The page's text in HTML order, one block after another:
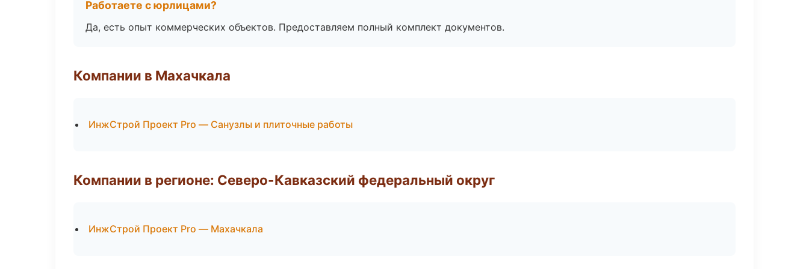
Работаете с юрлицами?
Да, есть опыт коммерческих объектов. Предоставляем полный комплект документов.
Компании в Махачкала
ИнжСтрой Проект Pro — Санузлы и плиточные работы
Компании в регионе: Северо-Кавказский федеральный округ
ИнжСтрой Проект Pro — Махачкала